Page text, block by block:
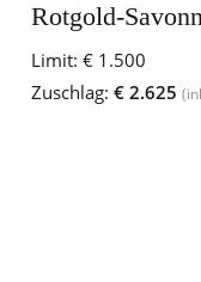
Rotgold-
Limit: € 1.500
Zuschlag: € 2.625